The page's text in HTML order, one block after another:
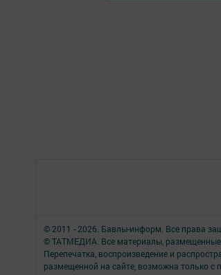
© 2011 - 2026. Бавлы-информ. Все права
© ТАТМЕДИА. Все материалы, размещенные
Перепечатка, воспроизведение и
размещенной на сайте, возможна только с